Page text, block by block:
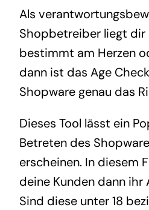
Als
Shopbetreiber liegt dir
bestimmt am Herzen
dann ist das Age
Shopware genau das
Dieses Tool lässt ein
Betreten des
erscheinen. In diesem
deine Kunden dann ihr
Sind diese unter 18